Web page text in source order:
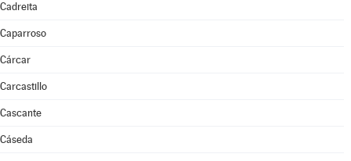
Cadreita
Caparroso
Cárcar
Carcastillo
Cascante
Cáseda